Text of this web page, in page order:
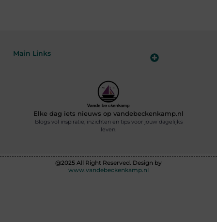
Main Links
Elke dag iets nieuws op vandebeckenkamp.nl
Blogs vol inspiratie, inzichten en tips voor jouw dagelijks
leven.
@2025 All Right Reserved. Design by
www.vandebeckenkamp.nl